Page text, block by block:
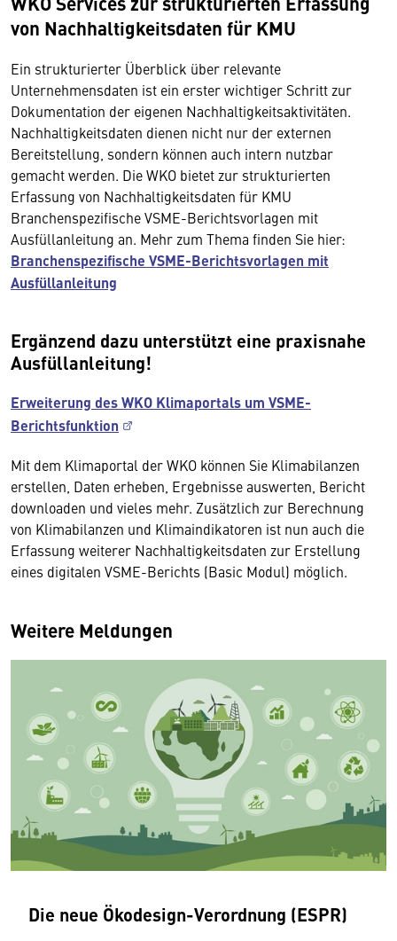
von Nachhaltigkeitsdaten für KMU
Ein strukturierter Überblick über relevante
Unternehmensdaten ist ein erster wichtiger Schritt zur
Dokumentation der eigenen Nachhaltigkeitsaktivitäten.
Nachhaltigkeitsdaten dienen nicht nur der externen
Bereitstellung, sondern können auch intern nutzbar
gemacht werden. Die WKO bietet zur strukturierten
Erfassung von Nachhaltigkeitsdaten für KMU
Branchenspezifische VSME-Berichtsvorlagen mit
Ausfüllanleitung an. Mehr zum Thema finden Sie hier:
Branchenspezifische VSME-Berichtsvorlagen mit
Ausfüllanleitung
Ergänzend dazu unterstützt eine praxisnahe
Ausfüllanleitung!
Erweiterung des WKO Klimaportals um VSME-
Berichtsfunktion
Mit dem Klimaportal der WKO können Sie Klimabilanzen
erstellen, Daten erheben, Ergebnisse auswerten, Bericht
downloaden und vieles mehr. Zusätzlich zur Berechnung
von Klimabilanzen und Klimaindikatoren ist nun auch die
Erfassung weiterer Nachhaltigkeitsdaten zur Erstellung
eines digitalen VSME-Berichts (Basic Modul) möglich.
Weitere Meldungen
Die neue Ökodesign-Verordnung (ESPR)